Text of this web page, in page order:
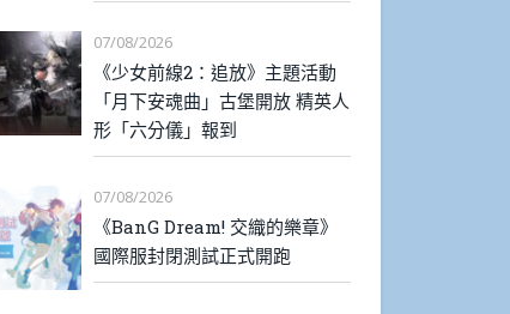
07/08/2026
《少女前線2：追放》主題活動
「月下安魂曲」古堡開放 精英人
形「六分儀」報到
07/08/2026
《BanG Dream! 交織的樂章》
國際服封閉測試正式開跑